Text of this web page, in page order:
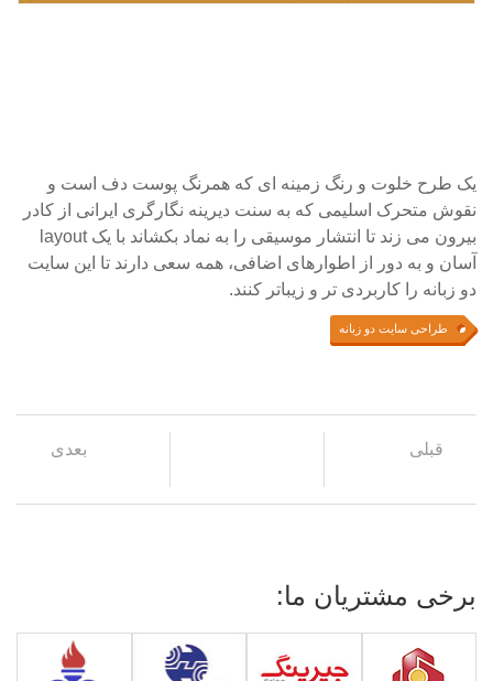
یک طرح خلوت و رنگ زمینه ای که همرنگ پوست دف است و
نقوش متحرک اسلیمی که به سنت دیرینه نگارگری ایرانی از کادر
بیرون می زند تا انتشار موسیقی را به نماد بکشاند با یک layout
آسان و به دور از اطوارهای اضافی، همه سعی دارند تا این سایت
دو زبانه را کاربردی تر و زیباتر کنند.
طراحی سایت دو زبانه
قبلی بعدی
برخی مشتریان ما: